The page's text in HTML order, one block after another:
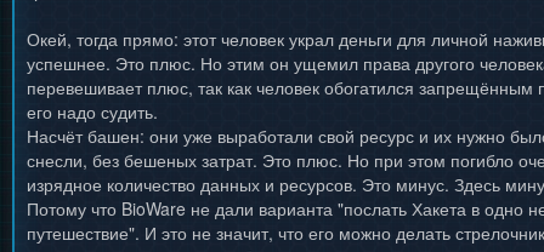
Окей, тогда прямо: этот человек украл деньги для личной
успешнее. Это плюс. Но этим он ущемил права другого
перевешивает плюс, так как человек обогатился запрещённым
его надо судить.
Насчёт башен: они уже выработали свой ресурс и их нужно
снесли, без бешеных затрат. Это плюс. Но при этом погибло
изрядное количество данных и ресурсов. Это минус. Здесь
Потому что BioWare не дали варианта "послать Хакета в одно
путешествие". И это не значит, что его можно делать